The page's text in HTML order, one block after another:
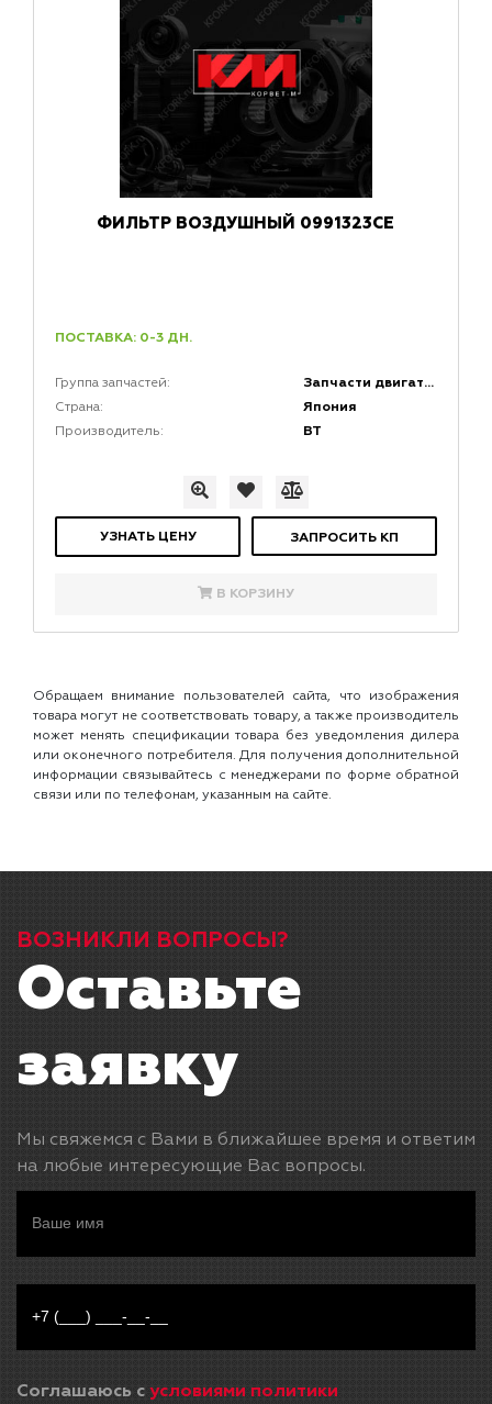
ФИЛЬТР ВОЗДУШНЫЙ 0991323CE
ПОСТАВКА: 0-3 ДН.
Группа запчастей: Запчасти двигателей
Страна: Япония
Производитель: BT
УЗНАТЬ ЦЕНУ ЗАПРОСИТЬ КП
В КОРЗИНУ
Обращаем внимание пользователей сайта, что изображения
товара могут не соответствовать товару, а также производитель
может менять спецификации товара без уведомления дилера
или оконечного потребителя. Для получения дополнительной
информации связывайтесь с менеджерами по форме обратной
связи или по телефонам, указанным на сайте.
ВОЗНИКЛИ ВОПРОСЫ?
Оставьте
заявку
Мы свяжемся с Вами в ближайшее время и ответим
на любые интересующие Вас вопросы.
Соглашаюсь с условиями политики